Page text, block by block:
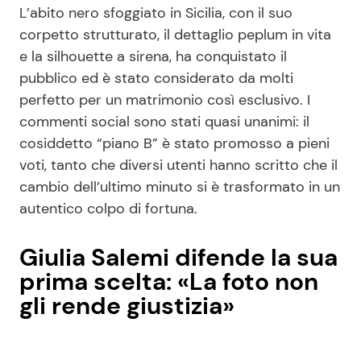
L’abito nero sfoggiato in Sicilia, con il suo
corpetto strutturato, il dettaglio peplum in vita
e la silhouette a sirena, ha conquistato il
pubblico ed è stato considerato da molti
perfetto per un matrimonio così esclusivo. I
commenti social sono stati quasi unanimi: il
cosiddetto “piano B” è stato promosso a pieni
voti, tanto che diversi utenti hanno scritto che il
cambio dell’ultimo minuto si è trasformato in un
autentico colpo di fortuna.
Giulia Salemi difende la sua
prima scelta: «La foto non
gli rende giustizia»